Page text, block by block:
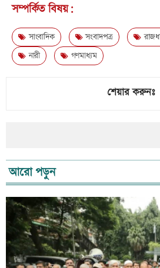
সম্পর্কিত বিষয়:
সাংবাদিক সংবাদপত্র
নারী
গণমাধ্যম
শেয়ার করুনঃ
আরো পড়ুন